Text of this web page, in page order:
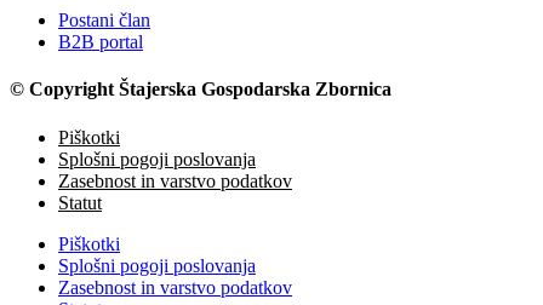
Postani član
B2B portal
© Copyright Štajerska Gospodarska Zbornica
Piškotki
Splošni pogoji poslovanja
Zasebnost in varstvo podatkov
Statut
Piškotki
Splošni pogoji poslovanja
Zasebnost in varstvo podatkov